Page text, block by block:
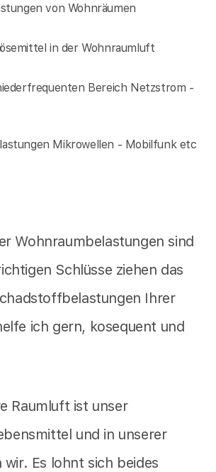
von Wohnräumen
in der Wohnraumluft
Bereich Netzstrom -
Mikrowellen - Mobilfunk etc
Wohnraumbelastungen sind
Schlüsse ziehen das
Ihrer
ich gern, kosequent und
Raumluft ist unser
und in unserer
Es lohnt sich beides